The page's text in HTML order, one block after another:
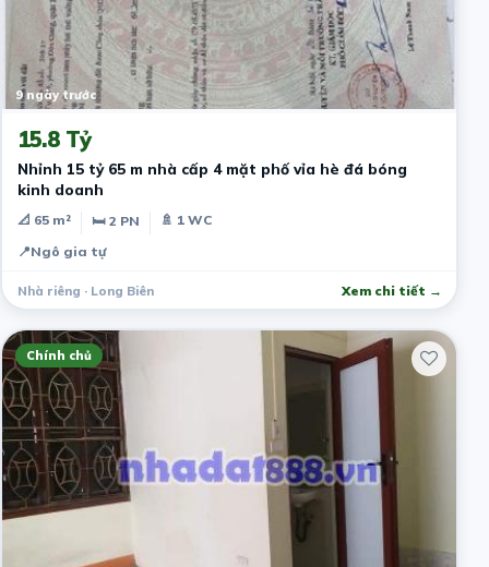
9 ngày trước
15.8 Tỷ
Nhỉnh 15 tỷ 65 m nhà cấp 4 mặt phố vỉa hè đá bóng
kinh doanh
📐 65 m² 🛏 2 PN
🚿 1 WC
📍Ngô gia tự
Nhà riêng · Long Biên Xem chi tiết →
Chính chủ